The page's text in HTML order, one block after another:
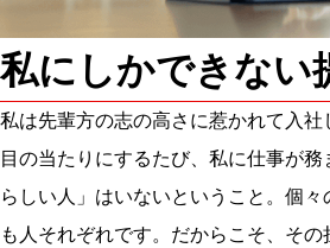
私にしかできない
私は先輩方の志の高さに惹かれて入
目の当たりにするたび、私に仕事が
らしい人」はいないということ。個
も人それぞれです。だからこそ、そ